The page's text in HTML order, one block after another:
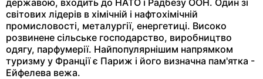
світових лідерів в хімічній і нафтохімічній
промисловості, металургії, енергетиці. Високо
розвинене сільське господарство, виробництво
одягу, парфумерії. Найпопулярнішим напрямком
туризму у Франції є Париж і його визначна пам'ятка -
Ейфелева вежа.